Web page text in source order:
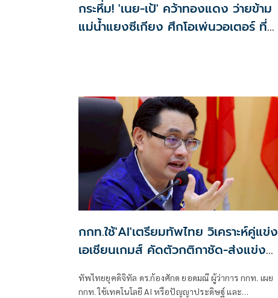
กระหึ่ม! 'เนย-เป้' คว้าทองแดง ว่ายข้าม
แม่น้ำแยงซีเกียง ศึกโอเพ่นวอเตอร์ ที่อู่
กกท.ใช้'AI'เตรียมทัพไทย วิเคราะห์คู่แข่ง
เอเชียนเกมส์ คัดตัวกติกาชัด-ส่งแข่ง
ทัพไทยยุคดิจิทัล ดร.ก้องศักด ยอดมณี ผู้ว่าการ กกท. เผย
กกท. ใช้เทคโนโลยี AI หรือปัญญาประดิษฐ์ และ